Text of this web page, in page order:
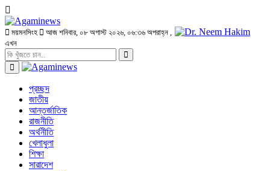
ময়মনসিংহ আজ শনিবার, ০৮ অগাস্ট ২০২৬, ০৬:৩৬ অপরাহ্ন ,
এখন
প্রচ্ছদ
জাতীয়
আন্তর্জাতিক
রাজনীতি
অর্থনীতি
খেলাধুলা
শিক্ষা
সারাদেশ